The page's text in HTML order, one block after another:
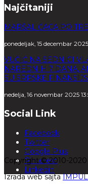
Najčitaniji
MARŠAL ĆACA PO
ponedeljak, 15 decembar
VUČIĆ NA SEDNICI
NAREDNIH 7 DANA,
SU SRPSKE
nedelja, 16 novembar 2025
Social Link
Facebook
Twitter
Google Plus
Pinterest
Linkedin
Copyright © 2010-2020
Izrada web sajta